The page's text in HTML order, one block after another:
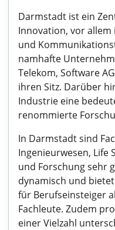
Darmstadt ist ein
Innovation, vor
und
namhafte
Telekom, Software
ihren Sitz. Darüber
Industrie eine
renommierte
In Darmstadt sind
Ingenieurwesen, Life
und Forschung sehr
dynamisch und
für Berufseinsteiger
Fachleute. Zudem
einer Vielzahl